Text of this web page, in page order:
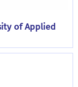
of Applied